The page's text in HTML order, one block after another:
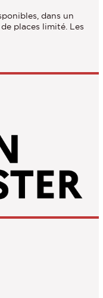
dans un
places limité. Les